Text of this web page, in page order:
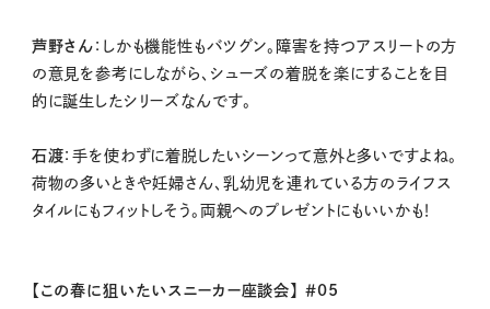
芦野さん ：しかも機能性もバツグン。障害を持つアスリートの方
の意見を参考にしながら、シューズの着脱を楽にすることを目
的に誕生したシリーズなんです。
石渡：手を使わずに着脱したいシーンって意外と多いですよね。
荷物の多いときや妊婦さん、乳幼児を連れている方のライフス
タイルにもフィットしそう。両親へのプレゼントにもいいかも！
【この春に狙いたいスニーカー座談会】 ＃05